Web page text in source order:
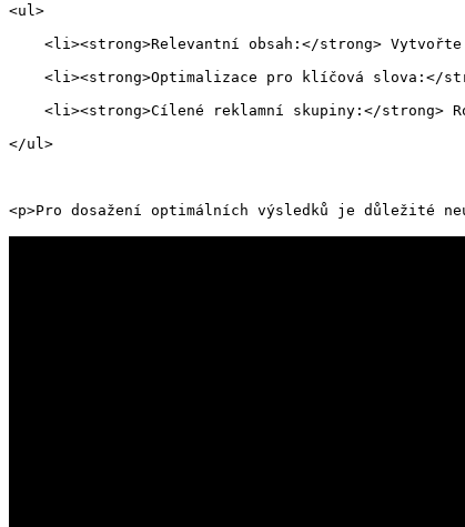
<ul>
<li><strong>Relevantní obsah:</strong>
<li><strong>Optimalizace pro klíčová slova:</
<li><strong>Cílené reklamní skupiny:</strong>
</ul>
<p>Pro dosažení optimálních výsledků je důležité